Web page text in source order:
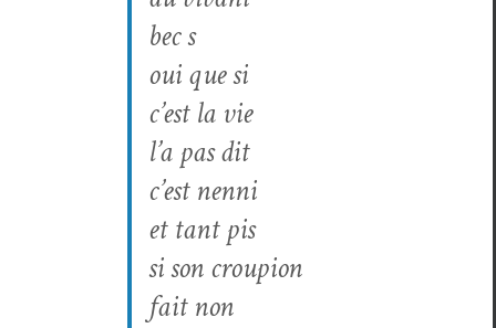
bec s
oui que si
c’est la vie
l’a pas dit
c’est nen­ni
et tant pis
si son croupion
fait non